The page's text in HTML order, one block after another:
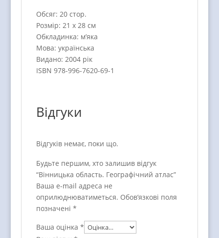
Обсяг: 20 стор.
Розмір: 21 х 28 см
Обкладинка: м’яка
Мова: українська
Видано: 2004 рік
ISBN 978-996-7620-69-1
Відгуки
Відгуків немає, поки що.
Будьте першим, хто залишив відгук
“Вінницька область. Географічний атлас”
Ваша e-mail адреса не
оприлюднюватиметься. Обов’язкові поля
позначені *
Ваша оцінка *